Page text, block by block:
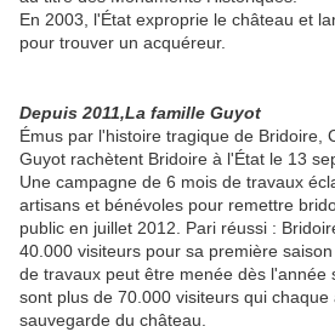
En 2003, l'État exproprie le château et
pour trouver un acquéreur.
Depuis 2011,La famille Guyot
Émus par l'histoire tragique de Bridoire,
Guyot rachètent Bridoire à l'État le 13
Une campagne de 6 mois de travaux
artisans et bénévoles pour remettre
public en juillet 2012. Pari réussi :
40.000 visiteurs pour sa première
de travaux peut être menée dès l'année
sont plus de 70.000 visiteurs qui
sauvegarde du château.